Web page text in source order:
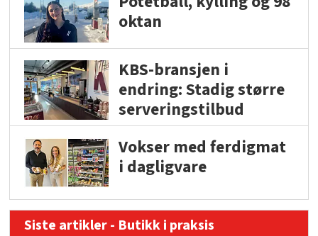
oktan
KBS-bransjen i
endring: Stadig større
serveringstilbud
Vokser med ferdigmat
i dagligvare
Siste artikler - Butikk i praksis